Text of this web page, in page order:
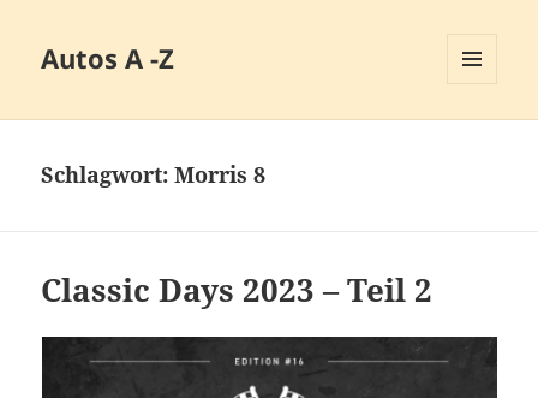
Autos A -Z
Schlagwort:Morris 8
Classic Days 2023 – Teil 2